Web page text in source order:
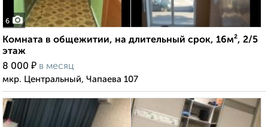
6
Комната в общежитии, на длительный срок, 16м², 2/5
этаж
8 000 ₽ в месяц
мкр. Центральный, Чапаева 107